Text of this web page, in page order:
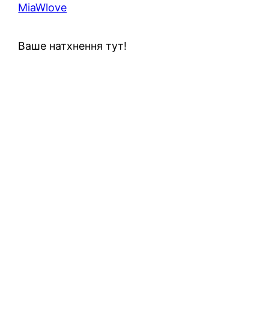
MiaWlove
Ваше натхнення тут!